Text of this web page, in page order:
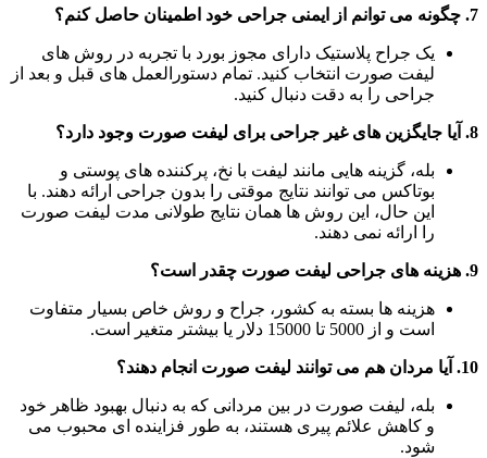
7. چگونه می توانم از ایمنی جراحی خود اطمینان حاصل کنم؟
یک جراح پلاستیک دارای مجوز بورد با تجربه در روش های
لیفت صورت انتخاب کنید. تمام دستورالعمل های قبل و بعد از
جراحی را به دقت دنبال کنید.
8. آیا جایگزین های غیر جراحی برای لیفت صورت وجود دارد؟
بله، گزینه هایی مانند لیفت با نخ، پرکننده های پوستی و
بوتاکس می توانند نتایج موقتی را بدون جراحی ارائه دهند. با
این حال، این روش ها همان نتایج طولانی مدت لیفت صورت
را ارائه نمی دهند.
9. هزینه های جراحی لیفت صورت چقدر است؟
هزینه ها بسته به کشور، جراح و روش خاص بسیار متفاوت
است و از 5000 تا 15000 دلار یا بیشتر متغیر است.
10. آیا مردان هم می توانند لیفت صورت انجام دهند؟
بله، لیفت صورت در بین مردانی که به دنبال بهبود ظاهر خود
و کاهش علائم پیری هستند، به طور فزاینده ای محبوب می
شود.